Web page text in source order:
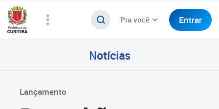
Pra você Entrar
Notícias
Lançamento